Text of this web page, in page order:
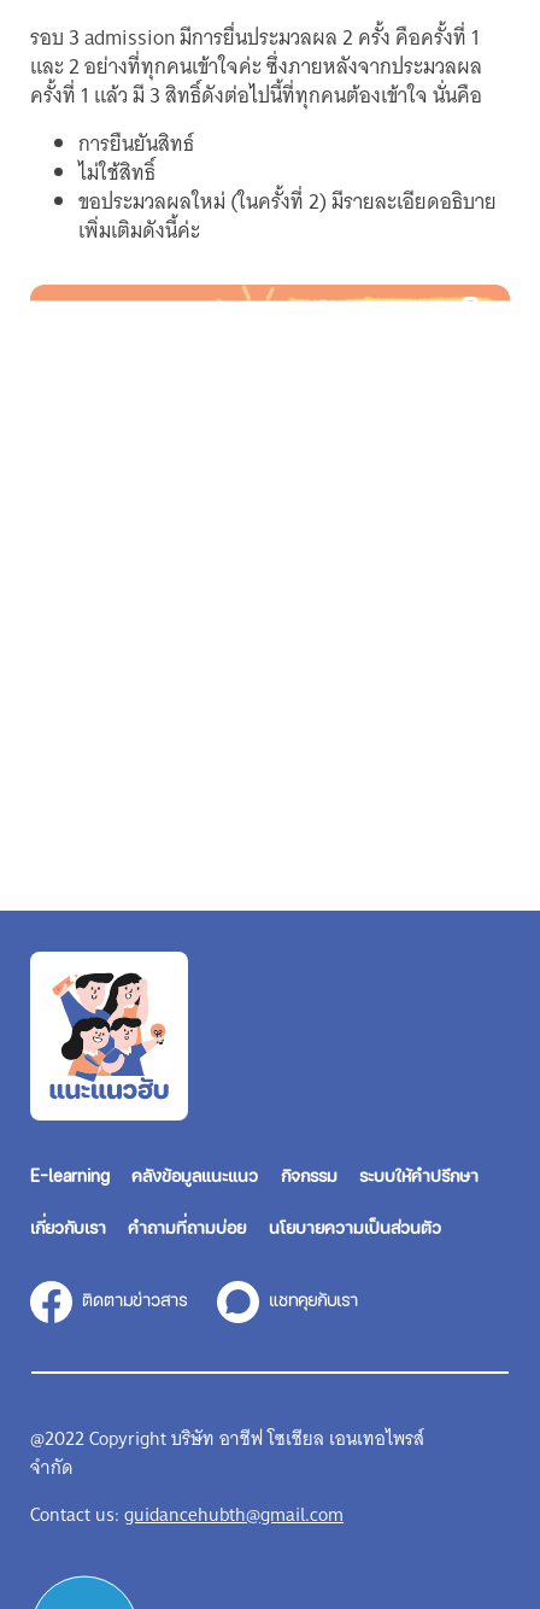
รอบ 3 admission มีการยื่นประมวลผล 2 ครั้ง คือครั้งที่ 1
และ 2 อย่างที่ทุกคนเข้าใจค่ะ ซึ่งภายหลังจากประมวลผล
ครั้งที่ 1 แล้ว มี 3 สิทธิ์ดังต่อไปนี้ที่ทุกคนต้องเข้าใจ นั่นคือ
การยืนยันสิทธ์
ไม่ใช้สิทธิ์
ขอประมวลผลใหม่ (ในครั้งที่ 2) มีรายละเอียดอธิบาย
เพิ่มเติมดังนี้ค่ะ
E-learning คลังข้อมูลแนะแนว กิจกรรม ระบบให้คำปรึกษา
เกี่ยวกับเรา คำถามที่ถามบ่อย นโยบายความเป็นส่วนตัว
ติดตามข่าวสาร แชทคุยกับเรา
@2022 Copyright บริษัท อาชีฟ โซเชียล เอนเทอไพรส์
จำกัด
Contact us:guidancehubth@gmail.com